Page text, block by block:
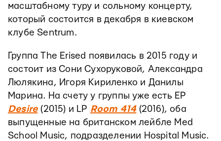
масштабному туру и сольному концерту,
который состоится в декабря в киевском
клубе Sentrum.
Группа The Erised появилась в 2015 году и
состоит из Сони Сухоруковой, Александра
Люлякина, Игоря Кириленко и Данилы
Марина. На счету у группы уже есть EP
Desire (2015) и LP Room 414(2016), оба
выпущенные на британском лейбле Med
School Music, подразделении Hospital Music.